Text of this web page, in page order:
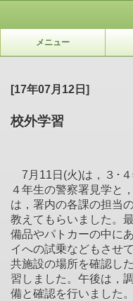
メニュー
[17年07月12日]
校外学習
7月11日(火)は，３･４
４年生の警察署見学と
は，署内の各課の担当
教えてもらいました。
備品やパトカーの中に
イへの試乗などもさせ
共施設の場所を確認し
習しました。午後は，
備と確認を行いました